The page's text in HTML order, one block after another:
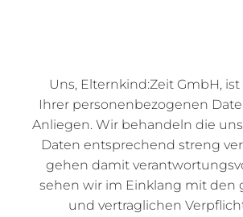
Uns, Elternkind:Zeit GmbH,
Ihrer personenbezogenen
Anliegen. Wir behandeln die
Daten entsprechend streng
gehen damit
sehen wir im Einklang mit den
und vertraglichen